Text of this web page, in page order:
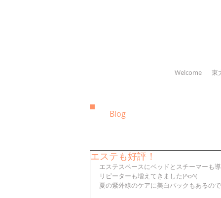
Welcome 東
Blog
エステも好評！
エステスペースにベッドとスチーマーも
リピーターも増えてきました)^o^(
夏の紫外線のケアに美白パックもあるの